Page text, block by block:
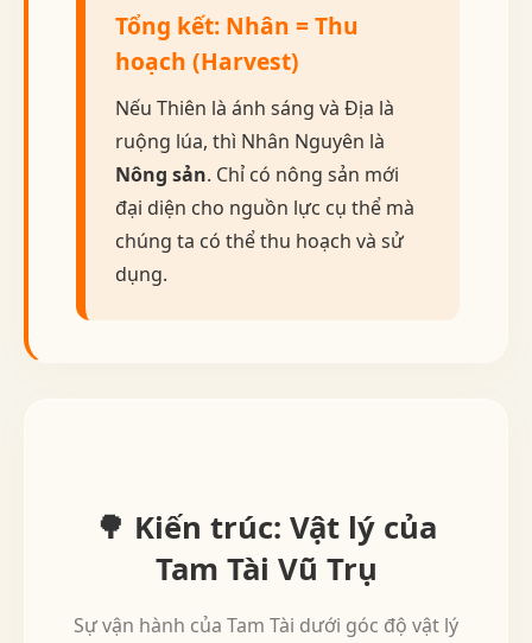
Tổng kết: Nhân = Thu
hoạch (Harvest)
Nếu Thiên là ánh sáng và Địa là
ruộng lúa, thì Nhân Nguyên là
Nông sản. Chỉ có nông sản mới
đại diện cho nguồn lực cụ thể mà
chúng ta có thể thu hoạch và sử
dụng.
🌳 Kiến trúc: Vật lý của
Tam Tài Vũ Trụ
Sự vận hành của Tam Tài dưới góc độ vật lý